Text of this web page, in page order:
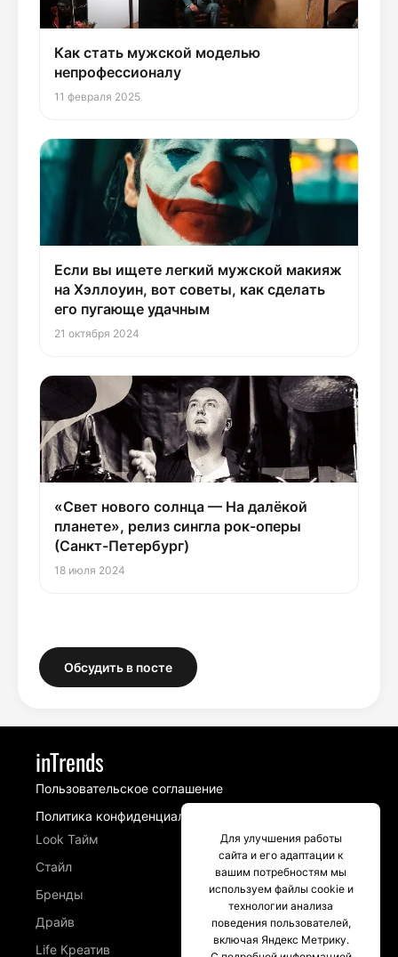
Как стать мужской моделью
непрофессионалу
11 февраля 2025
Если вы ищете легкий мужской макияж
на Хэллоуин, вот советы, как сделать
его пугающе удачным
21 октября 2024
«Свет нового солнца — На далёкой
планете», релиз сингла рок-оперы
(Санкт-Петербург)
18 июля 2024
Обсудить в посте
inTrends
Пользовательское соглашение
Политика конфиденциальности
Look Тайм
Стайл
Бренды
Драйв
Life Креатив
Для улучшения работы
сайта и его адаптации к
вашим потребностям мы
используем файлы cookie и
технологии анализа
поведения пользователей,
включая Яндекс Метрику.